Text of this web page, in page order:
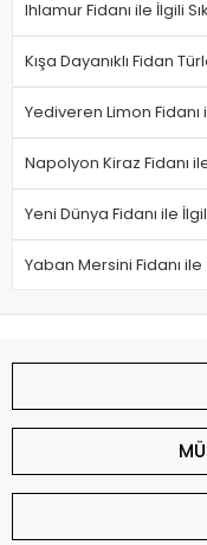
Ihlamur Fidanı ile İlgili
Kışa Dayanıklı Fidan
Yediveren Limon Fidanı
Napolyon Kiraz Fidanı
Yeni Dünya Fidanı ile
Yaban Mersini Fidanı